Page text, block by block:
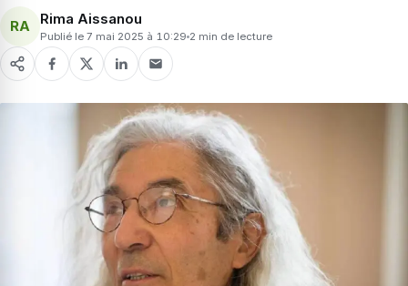
RA Rima Aissanou
Publié le 7 mai 2025 à 10:29 2 min de lecture